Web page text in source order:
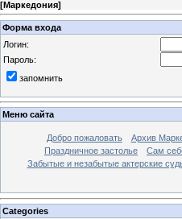
[Маркедония]
Форма входа
Логин:
Пароль:
запомнить
Меню сайта
Добро пожаловать Архив
Праздничное застолье
Сам
Забытые и незабытые актерские
Categories